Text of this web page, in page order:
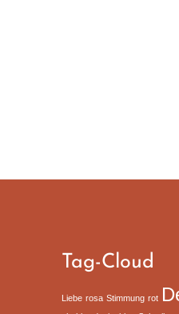
Tag-Cloud
Liebe rosa Stimmung rot